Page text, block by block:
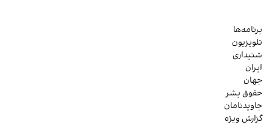
برنامه‌ها
تلویزیون
شنیداری
ایران
جهان
حقوق بشر
جاویدنامان
گزارش ویژه